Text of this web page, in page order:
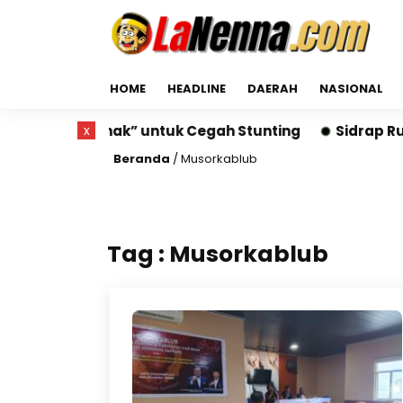
HOME HEADLINE DAERAH NASIONAL
Gizi Anak” untuk Cegah Stunting Sidrap Run
Beranda /Musorkablub
Tag : Musorkablub
x